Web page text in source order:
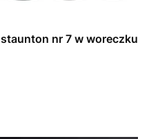
nr 7 w woreczku